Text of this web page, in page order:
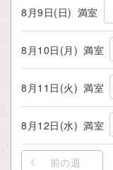
8月9日(日) 満室
8月10日(月) 満室
8月11日(火) 満室
8月12日(水) 満室
前の週